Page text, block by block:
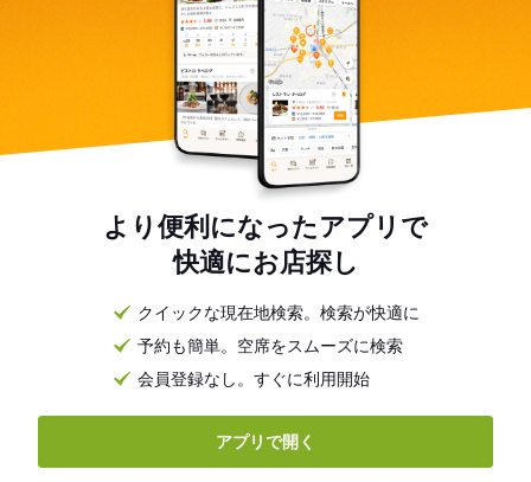
より便利になったアプリで
快適にお店探し
クイックな現在地検索。検索が快適に
予約も簡単。空席をスムーズに検索
会員登録なし。すぐに利用開始
アプリで開く